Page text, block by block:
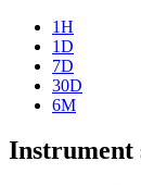
1H
1D
7D
30D
6M
Instrument